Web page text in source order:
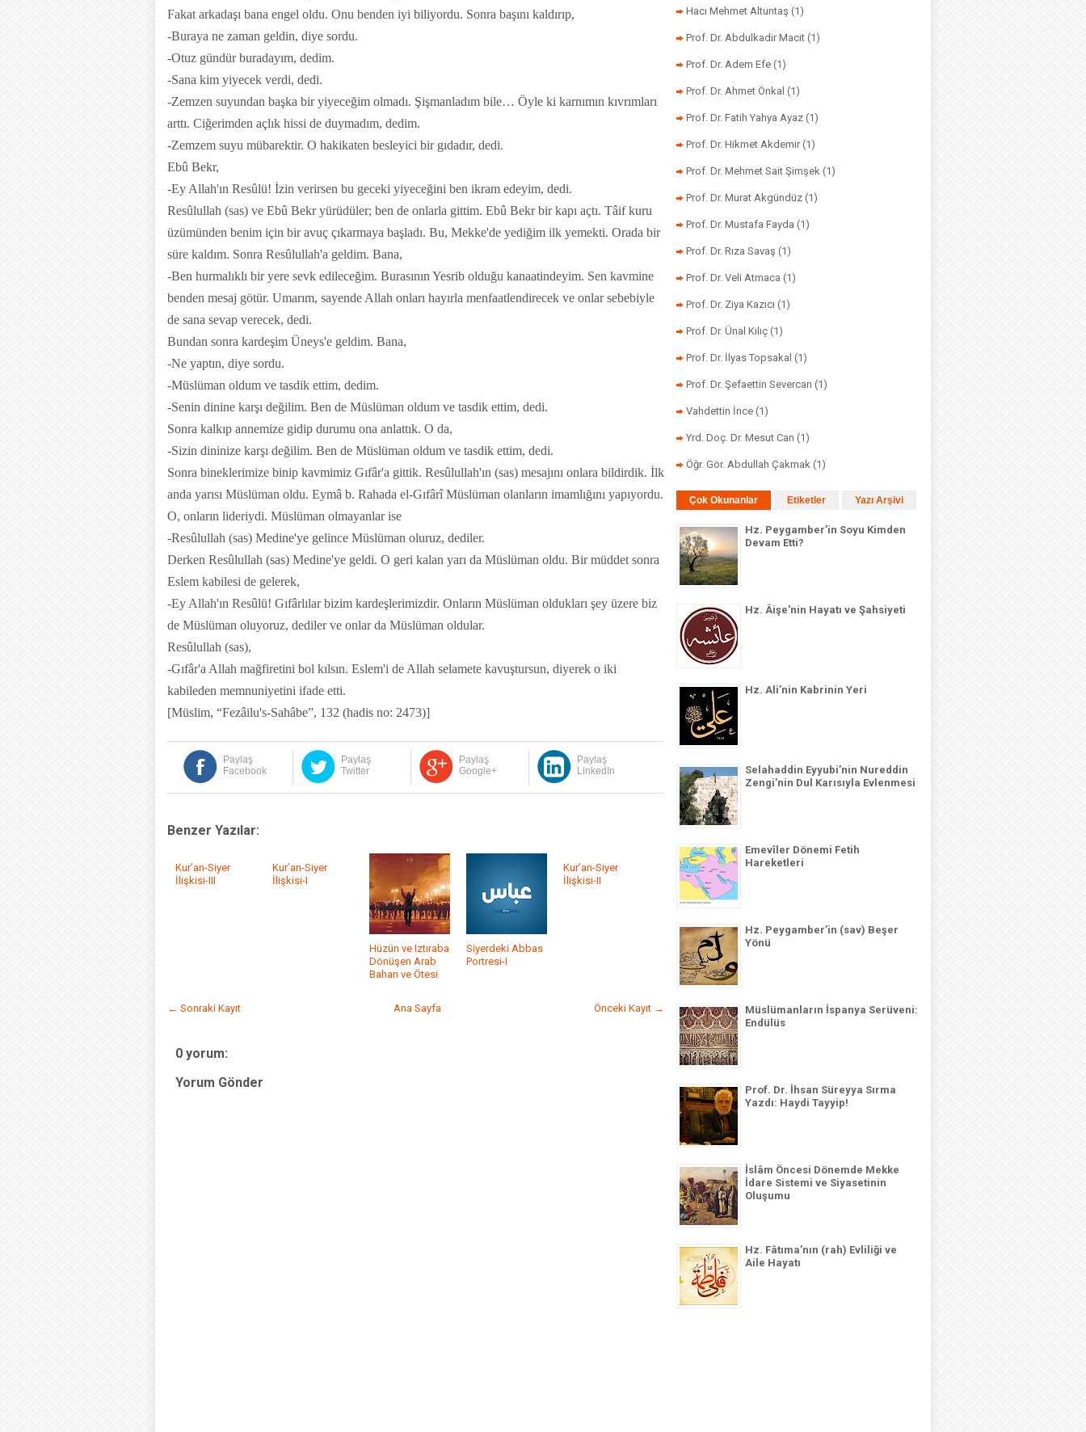
Fakat arkadaşı bana engel oldu. Onu benden iyi biliyordu. Sonra başını kaldırıp,
-Buraya ne zaman geldin, diye sordu.
-Otuz gündür buradayım, dedim.
-Sana kim yiyecek verdi, dedi.
-Zemzen suyundan başka bir yiyeceğim olmadı. Şişmanladım bile… Öyle ki karnımın kıvrımları
arttı. Ciğerimden açlık hissi de duymadım, dedim.
-Zemzem suyu mübarektir. O hakikaten besleyici bir gıdadır, dedi.
Ebû Bekr,
-Ey Allah'ın Resûlü! İzin verirsen bu geceki yiyeceğini ben ikram edeyim, dedi.
Resûlullah (sas) ve Ebû Bekr yürüdüler; ben de onlarla gittim. Ebû Bekr bir kapı açtı. Tâif kuru
üzümünden benim için bir avuç çıkarmaya başladı. Bu, Mekke'de yediğim ilk yemekti. Orada bir
süre kaldım. Sonra Resûlullah'a geldim. Bana,
-Ben hurmalıklı bir yere sevk edileceğim. Burasının Yesrib olduğu kanaatindeyim. Sen kavmine
benden mesaj götür. Umarım, sayende Allah onları hayırla menfaatlendirecek ve onlar sebebiyle
de sana sevap verecek, dedi.
Bundan sonra kardeşim Üneys'e geldim. Bana,
-Ne yaptın, diye sordu.
-Müslüman oldum ve tasdik ettim, dedim.
-Senin dinine karşı değilim. Ben de Müslüman oldum ve tasdik ettim, dedi.
Sonra kalkıp annemize gidip durumu ona anlattık. O da,
-Sizin dininize karşı değilim. Ben de Müslüman oldum ve tasdik ettim, dedi.
Sonra bineklerimize binip kavmimiz Gıfâr'a gittik. Resûlullah'ın (sas) mesajını onlara bildirdik. İlk
anda yarısı Müslüman oldu. Eymâ b. Rahada el-Gıfârî Müslüman olanların imamlığını yapıyordu.
O, onların lideriydi. Müslüman olmayanlar ise
-Resûlullah (sas) Medine'ye gelince Müslüman oluruz, dediler.
Derken Resûlullah (sas) Medine'ye geldi. O geri kalan yarı da Müslüman oldu. Bir müddet sonra
Eslem kabilesi de gelerek,
-Ey Allah'ın Resûlü! Gıfârlılar bizim kardeşlerimizdir. Onların Müslüman oldukları şey üzere biz
de Müslüman oluyoruz, dediler ve onlar da Müslüman oldular.
Resûlullah (sas),
-Gıfâr'a Allah mağfiretini bol kılsın. Eslem'i de Allah selamete kavuştursun, diyerek o iki
kabileden memnuniyetini ifade etti.
[Müslim, “Fezâilu's-Sahâbe”, 132 (hadis no: 2473)]
Paylaş
Facebook
Paylaş
Twitter
Paylaş
Google+
Paylaş
LinkedIn
Benzer Yazılar:
Kur’an-Siyer
İlişkisi-III
Kur’an-Siyer
İlişkisi-I
Hüzün ve Iztıraba
Dönüşen Arab
Baharı ve Ötesi
Siyerdeki Abbas
Portresi-I
Kur’an-Siyer
İlişkisi-II
← Sonraki Kayıt Önceki Kayıt →
Ana Sayfa
0 yorum:
Yorum Gönder
Hacı Mehmet Altuntaş (1)
Prof. Dr. Abdulkadir Macit (1)
Prof. Dr. Adem Efe (1)
Prof. Dr. Ahmet Önkal (1)
Prof. Dr. Fatih Yahya Ayaz (1)
Prof. Dr. Hikmet Akdemir (1)
Prof. Dr. Mehmet Sait Şimşek (1)
Prof. Dr. Murat Akgündüz (1)
Prof. Dr. Mustafa Fayda (1)
Prof. Dr. Rıza Savaş (1)
Prof. Dr. Veli Atmaca (1)
Prof. Dr. Ziya Kazıcı (1)
Prof. Dr. Ünal Kılıç (1)
Prof. Dr. İlyas Topsakal (1)
Prof. Dr. Şefaettin Severcan (1)
Vahdettin İnce (1)
Yrd. Doç. Dr. Mesut Can (1)
Öğr. Gör. Abdullah Çakmak (1)
Çok Okunanlar Etiketler Yazı Arşivi
Hz. Peygamber’in Soyu Kimden
Devam Etti?
Hz. Âişe'nin Hayatı ve Şahsiyeti
Hz. Ali’nin Kabrinin Yeri
Selahaddin Eyyubi’nin Nureddin
Zengi’nin Dul Karısıyla Evlenmesi
Emevîler Dönemi Fetih
Hareketleri
Hz. Peygamber’in (sav) Beşer
Yönü
Müslümanların İspanya Serüveni:
Endülüs
Prof. Dr. İhsan Süreyya Sırma
Yazdı: Haydi Tayyip!
İslâm Öncesi Dönemde Mekke
İdare Sistemi ve Siyasetinin
Oluşumu
Hz. Fâtıma’nın (rah) Evliliği ve
Aile Hayatı